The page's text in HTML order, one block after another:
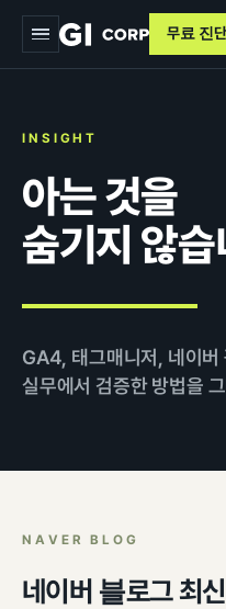
트래킹 & 애널리틱스
데이터 파이프라인
검색최적화 (SEO · GEO)
목적별
커머스 매출 증대
브랜드 알리기
고객 DB 수집
교육
인사이트
무료 진단
INSIGHT
아는 것을
숨기지 않
GA4, 태그매니저, 네이버
실무에서 검증한 방법을
NAVER BLOG
네이버 블로그 최